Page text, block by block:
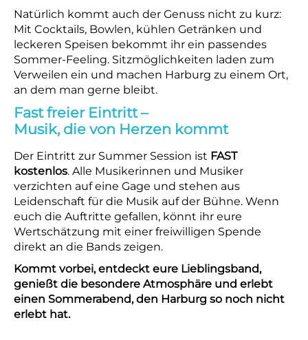
Natürlich kommt auch der Genuss nicht zu kurz:
Mit Cocktails, Bowlen, kühlen Getränken und
leckeren Speisen bekommt ihr ein passendes
Sommer-Feeling. Sitzmöglichkeiten laden zum
Verweilen ein und machen Harburg zu einem Ort,
an dem man gerne bleibt.
Fast freier Eintritt –
Musik, die von Herzen kommt
Der Eintritt zur Summer Session ist FAST
kostenlos. Alle Musikerinnen und Musiker
verzichten auf eine Gage und stehen aus
Leidenschaft für die Musik auf der Bühne. Wenn
euch die Auftritte gefallen, könnt ihr eure
Wertschätzung mit einer freiwilligen Spende
direkt an die Bands zeigen.
Kommt vorbei, entdeckt eure Lieblingsband,
genießt die besondere Atmosphäre und erlebt
einen Sommerabend, den Harburg so noch nicht
erlebt hat.